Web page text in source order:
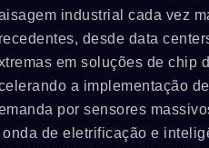
industrial cada vez
desde data
em soluções de chip
a implementação
por sensores
onda de eletrificação e